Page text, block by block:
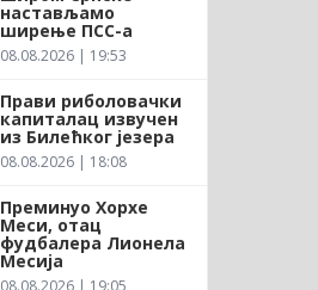
настављамо
ширење ПСС-а
08.08.2026 | 19:53
Прави риболовачки
капиталац извучен
из Билећког језера
08.08.2026 | 18:08
Преминуо Хорхе
Меси, отац
фудбалера Лионела
Месија
08.08.2026 | 19:05